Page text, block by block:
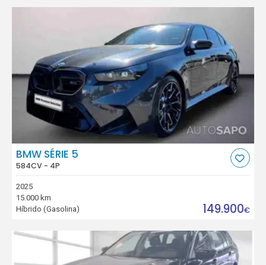
BMW SÉRIE 5
584CV - 4P
2025
15.000 km
Híbrido (Gasolina)
149.900€